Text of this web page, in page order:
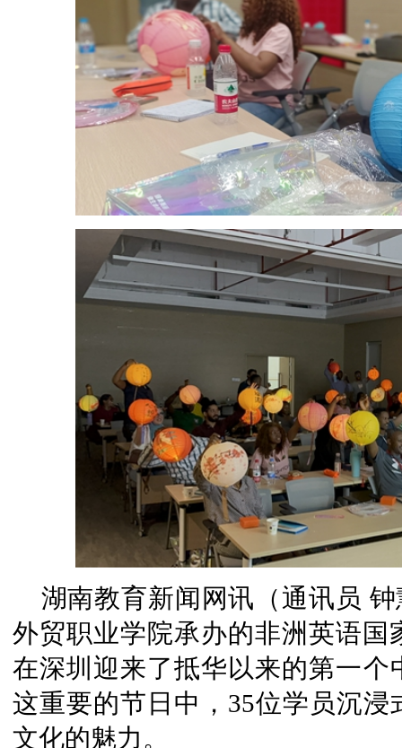
湖南教育新闻网讯（通讯员
外贸职业学院承办的非洲英语
在深圳迎来了抵华以来的第一
这重要的节日中，35位学员沉
文化的魅力。